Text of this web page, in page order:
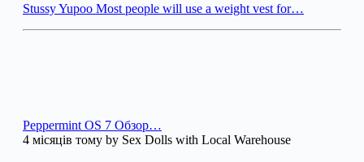
Stussy Yupoo Most people will use a weight vest for…
Peppermint OS 7 Обзор…
4 місяців тому by Sex Dolls with Local Warehouse